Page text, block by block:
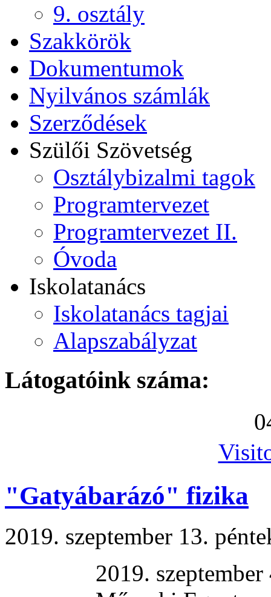
9. osztály
Szakkörök
Dokumentumok
Nyilvános számlák
Szerződések
Szülői Szövetség
Osztálybizalmi tagok
Programtervezet
Programtervezet II.
Óvoda
Iskolatanács
Iskolatanács tagjai
Alapszabályzat
Látogatóink száma:
0
"Gatyábarázó" fizika
2019. szeptember 13.
2019.